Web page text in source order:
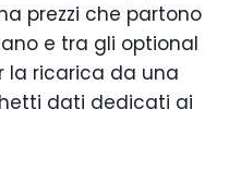
prezzi che partono
e tra gli optional
la ricarica da una
dati dedicati ai